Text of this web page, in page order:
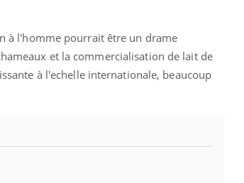
à l'homme pourrait être un drame
et la commercialisation de lait de
à l'echelle internationale, beaucoup